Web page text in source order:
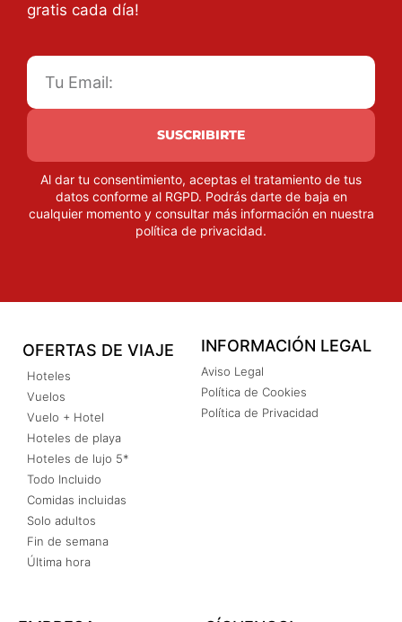
gratis cada día!
SUSCRIBIRTE
Al dar tu consentimiento, aceptas el tratamiento de tus
datos conforme al RGPD. Podrás darte de baja en
cualquier momento y consultar más información en nuestra
política de privacidad.
OFERTAS DE VIAJE
Hoteles
Vuelos
Vuelo + Hotel
Hoteles de playa
Hoteles de lujo 5*
Todo Incluido
Comidas incluidas
Solo adultos
Fin de semana
Última hora
INFORMACIÓN LEGAL
Aviso Legal
Política de Cookies
Política de Privacidad